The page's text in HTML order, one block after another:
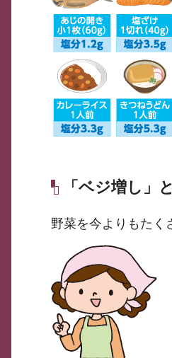
「ベジ増し」
野菜を今よりもたく